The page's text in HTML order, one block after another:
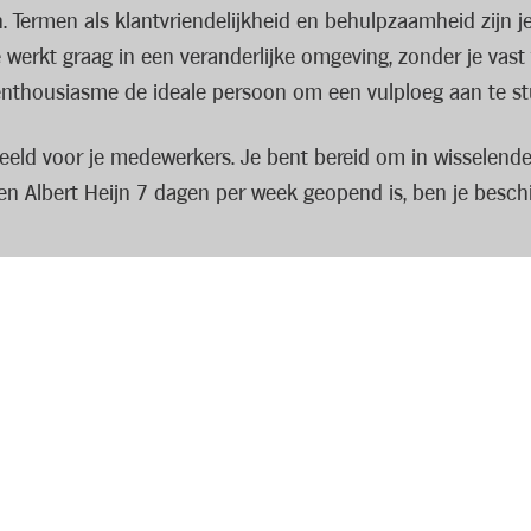
als klantvriendelijkheid en behulpzaamheid zijn
graag in een veranderlijke omgeving, zonder je
de ideale persoon om een vulploeg aan te
voor je medewerkers. Je bent bereid om in
Albert Heijn 7 dagen per week geopend is, ben je